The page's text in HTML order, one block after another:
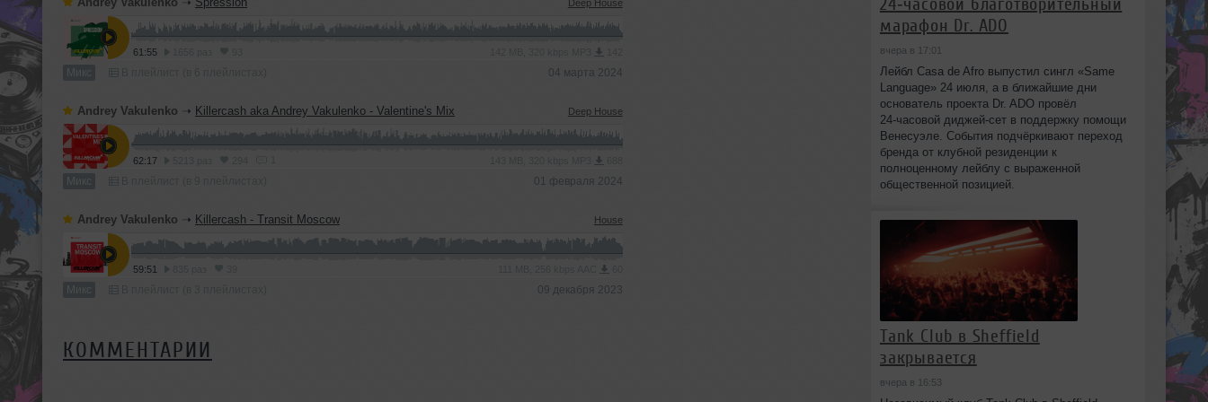
Deep House
61:55
Микс 04 марта 2024
Andrey Vakulenko ➝ Killercash aka Andrey Vakulenko - Valentine's Mix Deep House
62:17
Микс 01 февраля 2024
Andrey Vakulenko ➝ Killercash - Transit Moscow House
59:51
Микс 09 декабря 2023
КОММЕНТАРИИ
марафон Dr. ADO
вчера в 17:01
Лейбл Casa de Afro выпустил сингл «Same
Language» 24 июля, а в ближайшие дни
основатель проекта Dr. ADO провёл
24‑часовой диджей‑сет в поддержку помощи
Венесуэле. События подчёркивают переход
бренда от клубной резиденции к
полноценному лейблу с выраженной
общественной позицией.
Tank Club в Sheffield
закрывается
вчера в 16:53